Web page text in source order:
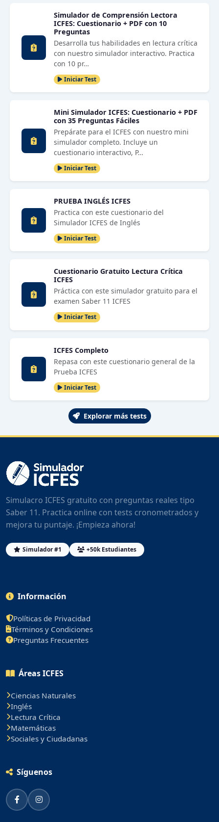
Simulador de Comprensión Lectora
ICFES: Cuestionario + PDF con 10
Preguntas
Desarrolla tus habilidades en lectura crítica
con nuestro simulador interactivo. Practica
con 10 pr…
Iniciar Test
Mini Simulador ICFES: Cuestionario + PDF
con 35 Preguntas Fáciles
Prepárate para el ICFES con nuestro mini
simulador completo. Incluye un
cuestionario interactivo, P…
Iniciar Test
PRUEBA INGLÉS ICFES
Practica con este cuestionario del
Simulador ICFES de Inglés
Iniciar Test
Cuestionario Gratuito Lectura Crítica
ICFES
Práctica con este simulador gratuito para el
examen Saber 11 ICFES
Iniciar Test
ICFES Completo
Repasa con este cuestionario general de la
Prueba ICFES
Iniciar Test
Explorar más tests
Simulacro ICFES gratuito con preguntas reales tipo
Saber 11. Practica online con tests cronometrados y
mejora tu puntaje. ¡Empieza ahora!
Simulador #1 +50k Estudiantes
Información
Políticas de Privacidad
Términos y Condiciones
Preguntas Frecuentes
Áreas ICFES
Ciencias Naturales
Inglés
Lectura Crítica
Matemáticas
Sociales y Ciudadanas
Síguenos